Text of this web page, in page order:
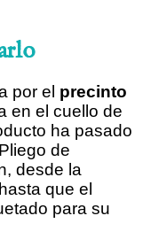
por el precinto
en el cuello de
ha pasado
de
desde la
que el
para su